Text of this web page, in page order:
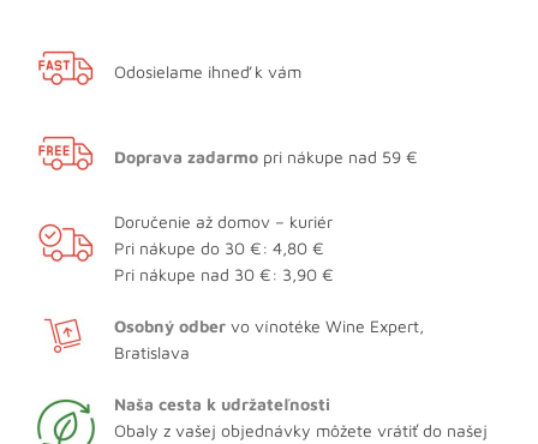
Odosielame ihneď k vám
Doprava zadarmo pri nákupe nad 59 €
Doručenie až domov – kuriér
Pri nákupe do 30 €: 4,80 €
Pri nákupe nad 30 €: 3,90 €
Osobný odber vo vínotéke Wine Expert,
Bratislava
Naša cesta k udržateľnosti
Obaly z vašej objednávky môžete vrátiť do našej